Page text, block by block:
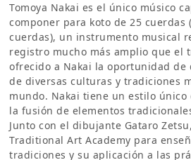
Tomoya Nakai es el único músico
componer para koto de 25
cuerdas), un instrumento musical
registro mucho más amplio que el
ofrecido a Nakai la oportunidad de
de diversas culturas y tradiciones
mundo. Nakai tiene un estilo único
la fusión de elementos
Junto con el dibujante Gataro
Traditional Art Academy para
tradiciones y su aplicación a las